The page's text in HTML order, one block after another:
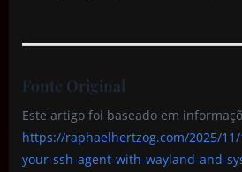
Fonte Original
Este artigo foi baseado em
https://raphaelhertzog.com/2025/
your-ssh-agent-with-wayland-and-